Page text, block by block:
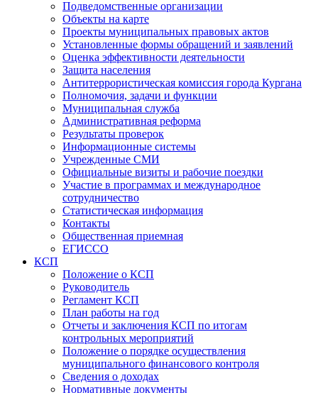
Подведомственные организации
Объекты на карте
Проекты муниципальных правовых актов
Установленные формы обращений и заявлений
Оценка эффективности деятельности
Защита населения
Антитеррористическая комиссия города Кургана
Полномочия, задачи и функции
Муниципальная служба
Административная реформа
Результаты проверок
Информационные системы
Учрежденные СМИ
Официальные визиты и рабочие поездки
Участие в программах и международное
сотрудничество
Статистическая информация
Контакты
Общественная приемная
ЕГИССО
КСП
Положение о КСП
Руководитель
Регламент КСП
План работы на год
Отчеты и заключения КСП по итогам
контрольных мероприятий
Положение о порядке осуществления
муниципального финансового контроля
Сведения о доходах
Нормативные документы